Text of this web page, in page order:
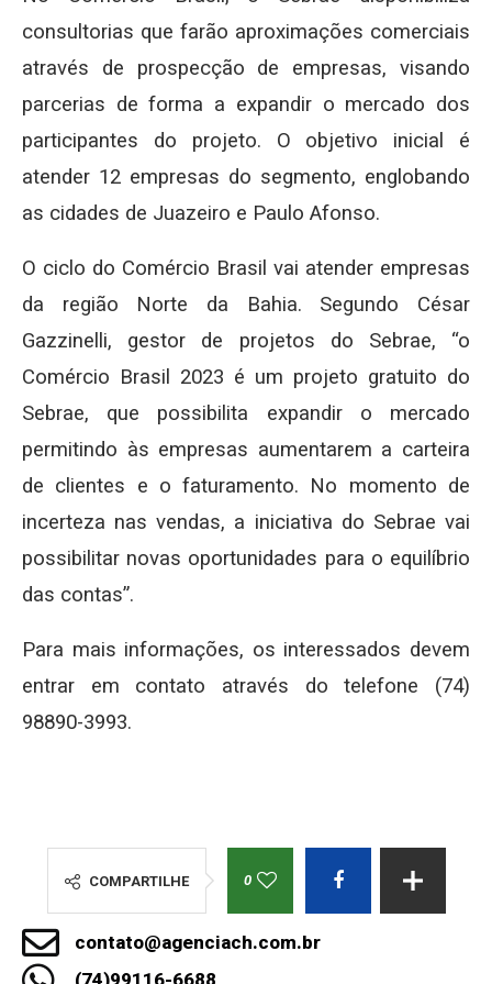
consultorias que farão aproximações comerciais
através de prospecção de empresas, visando
parcerias de forma a expandir o mercado dos
participantes do projeto. O objetivo inicial é
atender 12 empresas do segmento, englobando
as cidades de Juazeiro e Paulo Afonso.
O ciclo do Comércio Brasil vai atender empresas
da região Norte da Bahia. Segundo César
Gazzinelli, gestor de projetos do Sebrae, “o
Comércio Brasil 2023 é um projeto gratuito do
Sebrae, que possibilita expandir o mercado
permitindo às empresas aumentarem a carteira
de clientes e o faturamento. No momento de
incerteza nas vendas, a iniciativa do Sebrae vai
possibilitar novas oportunidades para o equilíbrio
das contas”.
Para mais informações, os interessados devem
entrar em contato através do telefone (74)
98890-3993.
COMPARTILHE 0
contato@agenciach.com.br
(74)99116-6688